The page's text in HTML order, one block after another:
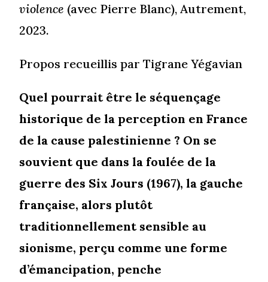
violence (avec Pierre Blanc), Autrement,
2023.
Propos recueillis par Tigrane Yégavian
Quel pourrait être le séquençage
historique de la perception en France
de la cause palestinienne ? On se
souvient que dans la foulée de la
guerre des Six Jours (1967), la gauche
française, alors plutôt
traditionnellement sensible au
sionisme, perçu comme une forme
d’émancipation, penche